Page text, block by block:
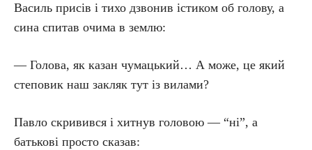
Василь присів і тихо дзвонив істиком об голову, а
сина спитав очима в землю:
— Голова, як казан чумацький… А може, це який
степовик наш закляк тут із вилами?
Павло скривився і хитнув головою — “ні”, а
батькові просто сказав: